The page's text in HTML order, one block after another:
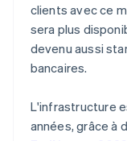
clients avec ce
sera plus
devenu aussi
bancaires.
L'infrastructure
années, grâce à